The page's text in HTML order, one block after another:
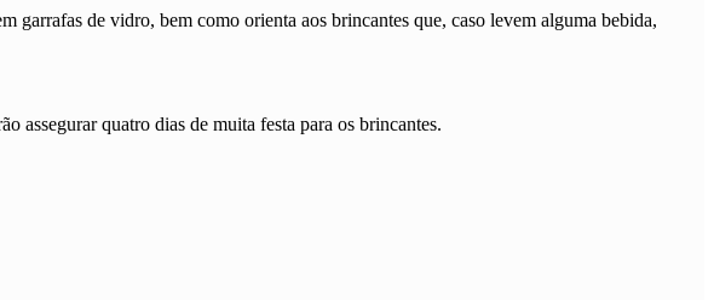
garrafas de vidro, bem como orienta aos brincantes que, caso levem alguma bebida,
assegurar quatro dias de muita festa para os brincantes.